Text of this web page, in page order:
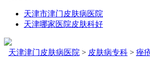
天津市津门皮肤病医院
天津哪家医院皮肤科好
天津津门皮肤病医院 > 皮肤病专科> 痤